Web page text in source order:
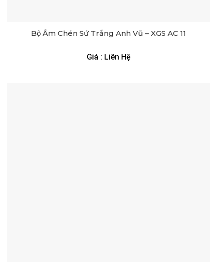
Bộ Ấm Chén Sứ Trắng Anh Vũ – XGS AC 11
Giá : Liên Hệ